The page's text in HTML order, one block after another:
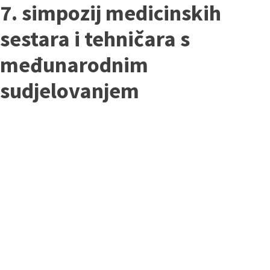
7. simpozij medicinskih
sestara i tehničara s
međunarodnim
sudjelovanjem